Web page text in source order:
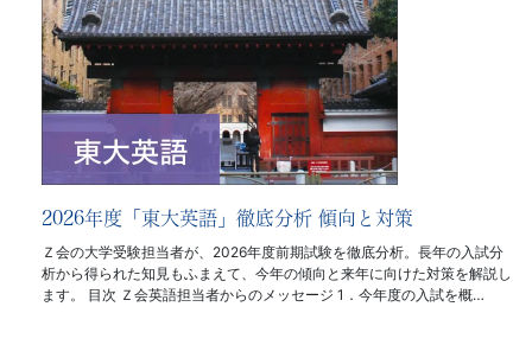
2026年度「東大英語」徹底分析 傾向と対策
Ｚ会の大学受験担当者が、2026年度前期試験を徹底分析。長年の入試分
析から得られた知見もふまえて、今年の傾向と来年に向けた対策を解説し
ます。 目次 Ｚ会英語担当者からのメッセージ 1．今年度の入試を概…